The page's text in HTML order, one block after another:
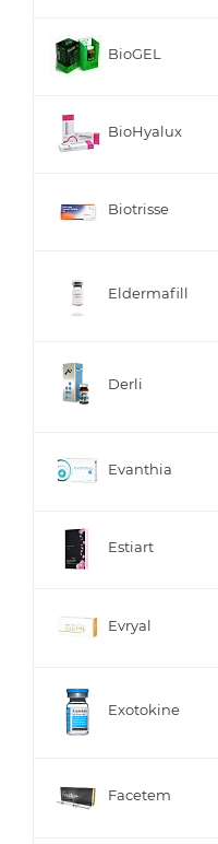
BioGEL
BioHyalux
Biotrisse
Eldermafill
Derli
Evanthia
Estiart
Evryal
Exotokine
Facetem